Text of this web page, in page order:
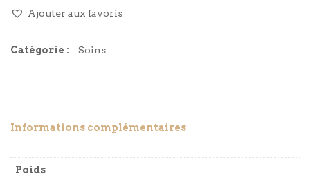
Ajouter aux favoris
Catégorie : Soins
Informations complémentaires
Poids